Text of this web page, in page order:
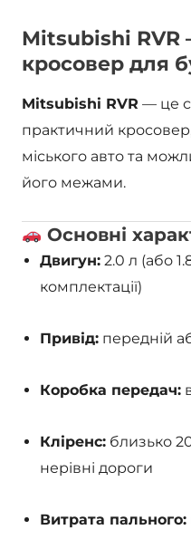
Mitsubishi
кросовер для
Mitsubishi RVR — це
практичний
міського авто та
його межами.
Основні
Двигун: 2.0 л (або
комплектації)
Привід: передній
Коробка передач:
Кліренс: близько
нерівні дороги
Витрата пального: